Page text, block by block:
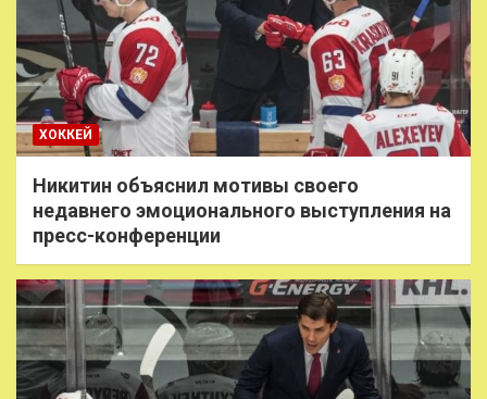
ХОККЕЙ
Никитин объяснил мотивы своего
недавнего эмоционального выступления на
пресс-конференции